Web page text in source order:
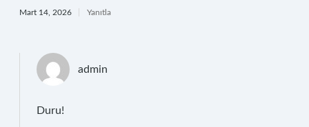
Mart 14, 2026 Yanıtla
admin
Duru!